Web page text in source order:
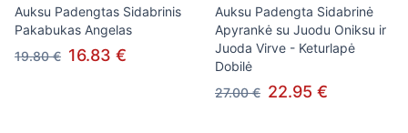
Auksu Padengtas Sidabrinis
Pakabukas Angelas
19.80 € 16.83 €
Auksu Padengta Sidabrinė
Apyrankė su Juodu Oniksu ir
Juoda Virve - Keturlapė
Dobilė
27.00 € 22.95 €